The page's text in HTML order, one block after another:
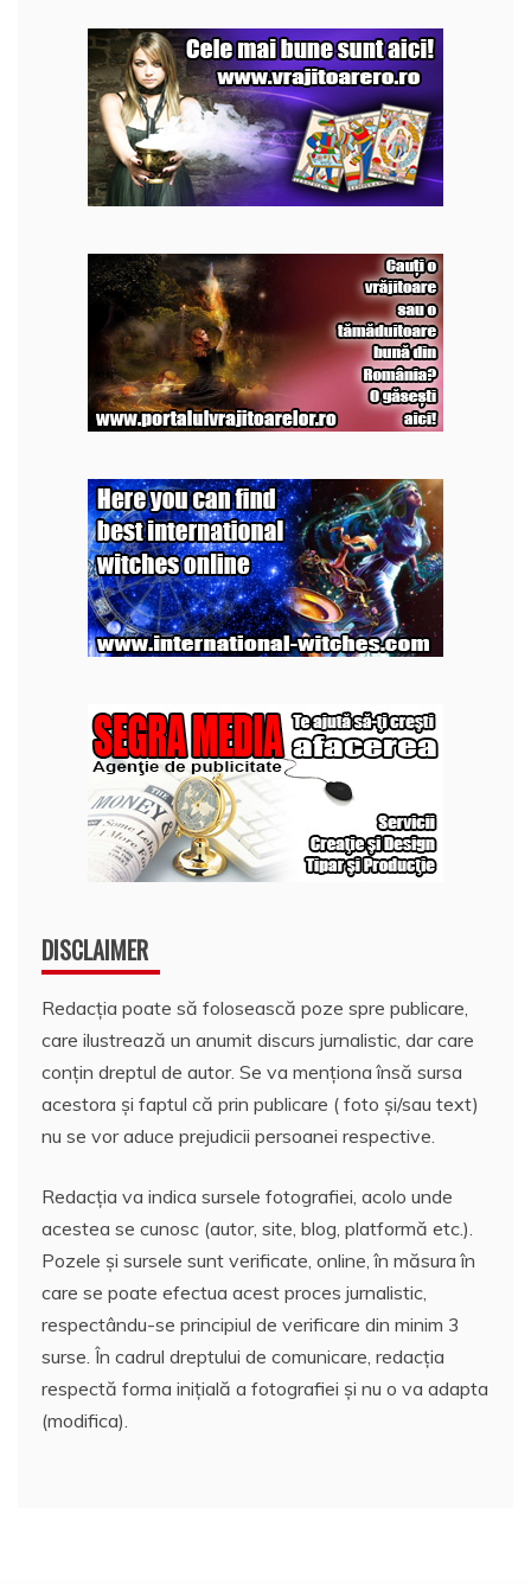
DISCLAIMER
Redacția poate să folosească poze spre publicare,
care ilustrează un anumit discurs jurnalistic, dar care
conțin dreptul de autor. Se va menționa însă sursa
acestora și faptul că prin publicare ( foto și/sau text)
nu se vor aduce prejudicii persoanei respective.
Redacția va indica sursele fotografiei, acolo unde
acestea se cunosc (autor, site, blog, platformă etc.).
Pozele și sursele sunt verificate, online, în măsura în
care se poate efectua acest proces jurnalistic,
respectându-se principiul de verificare din minim 3
surse. În cadrul dreptului de comunicare, redacția
respectă forma inițială a fotografiei și nu o va adapta
(modifica).